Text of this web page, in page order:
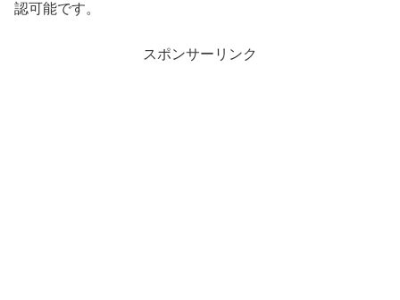
認可能です。
スポンサーリンク